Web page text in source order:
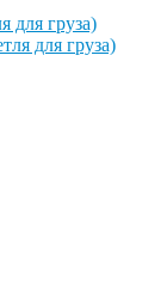
для груза)